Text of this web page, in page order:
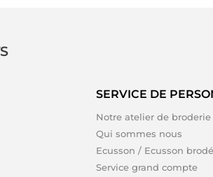
SERVICE DE
Notre atelier de broderie
Qui sommes nous
Ecusson / Ecusson brodé
Service grand compte